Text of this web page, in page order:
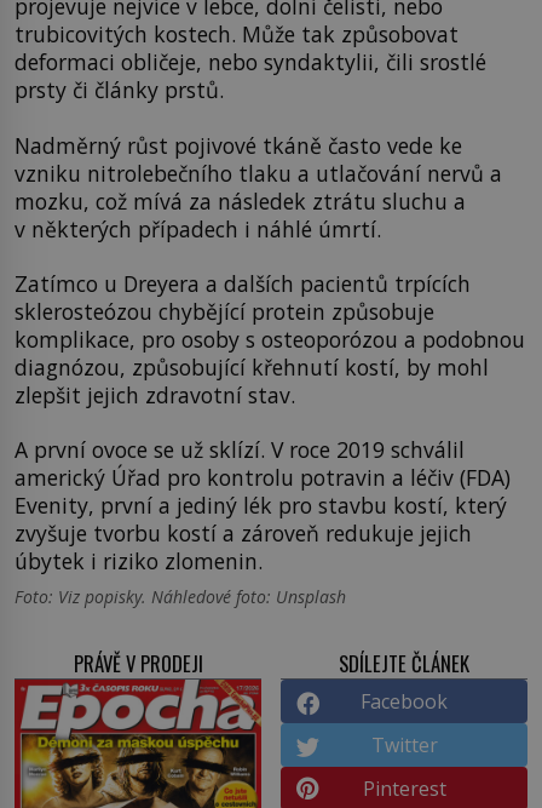
projevuje nejvíce v lebce, dolní čelisti, nebo
trubicovitých kostech. Může tak způsobovat
deformaci obličeje, nebo syndaktylii, čili srostlé
prsty či články prstů.
Nadměrný růst pojivové tkáně často vede ke
vzniku nitrolebečního tlaku a utlačování nervů a
mozku, což mívá za následek ztrátu sluchu a
v některých případech i náhlé úmrtí.
Zatímco u Dreyera a dalších pacientů trpících
sklerosteózou chybějící protein způsobuje
komplikace, pro osoby s osteoporózou a podobnou
diagnózou, způsobující křehnutí kostí, by mohl
zlepšit jejich zdravotní stav.
A první ovoce se už sklízí. V roce 2019 schválil
americký Úřad pro kontrolu potravin a léčiv (FDA)
Evenity, první a jediný lék pro stavbu kostí, který
zvyšuje tvorbu kostí a zároveň redukuje jejich
úbytek i riziko zlomenin.
Foto: Viz popisky. Náhledové foto: Unsplash
PRÁVĚ V PRODEJI SDÍLEJTE ČLÁNEK
Facebook
Twitter
Pinterest